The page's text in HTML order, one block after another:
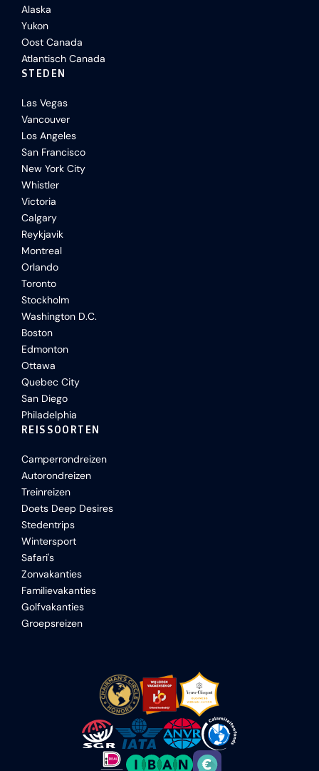
Alaska
Yukon
Oost Canada
Atlantisch Canada
STEDEN
Las Vegas
Vancouver
Los Angeles
San Francisco
New York City
Whistler
Victoria
Calgary
Reykjavik
Montreal
Orlando
Toronto
Stockholm
Washington D.C.
Boston
Edmonton
Ottawa
Quebec City
San Diego
Philadelphia
REISSOORTEN
Camperrondreizen
Autorondreizen
Treinreizen
Doets Deep Desires
Stedentrips
Wintersport
Safari's
Zonvakanties
Familievakanties
Golfvakanties
Groepsreizen